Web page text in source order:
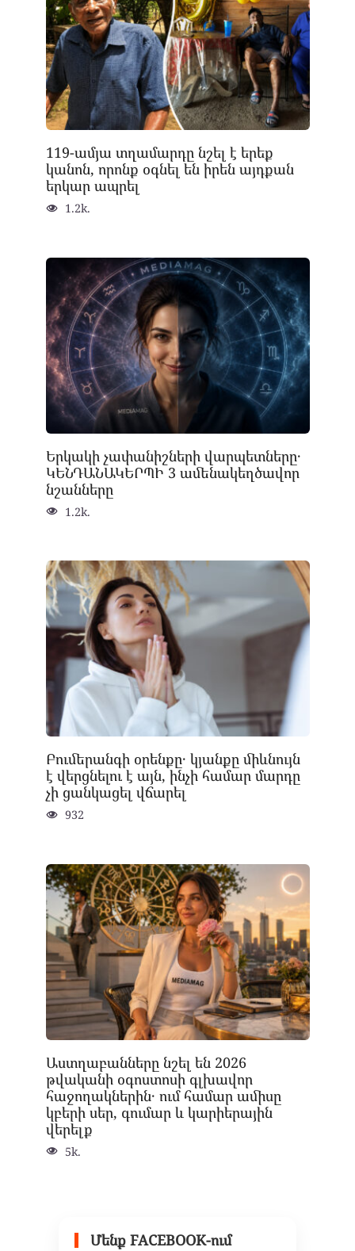
119-ամյա տղամարդը նշել է երեք
կանոն, որոնք օգնել են իրեն այդքան
երկար ապրել
1.2k.
Երկակի չափանիշների վարպետները․
ԿԵՆԴԱՆԱԿԵՐՊԻ 3 ամենակեղծավոր
նշանները
1.2k.
Բումերանգի օրենքը․ կյանքը միևնույն
է վերցնելու է այն, ինչի համար մարդը
չի ցանկացել վճարել
932
Աստղաբանները նշել են 2026
թվականի օգոստոսի գլխավոր
հաջողակներին․ ում համար ամիսը
կբերի սեր, գումար և կարիերային
վերելք
5k.
Մենք FACEBOOK-ում